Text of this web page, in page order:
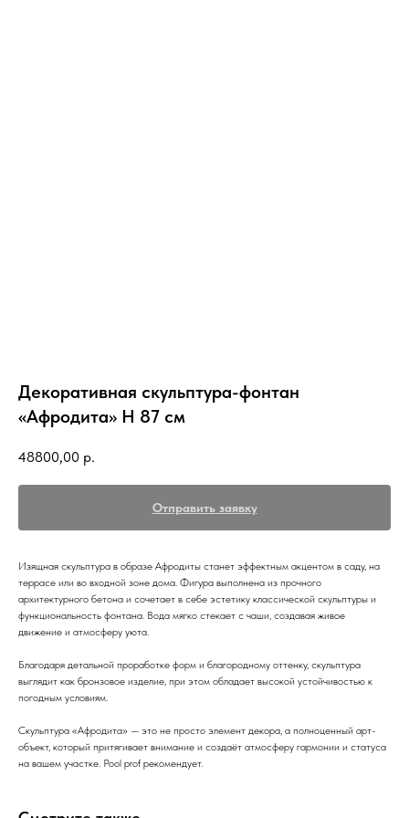
Декоративная скульптура-фонтан
«Афродита» Н 87 см
48800,00 р.
Отправить заявку
Изящная скульптура в образе Афродиты станет эффектным акцентом в саду, на
террасе или во входной зоне дома. Фигура выполнена из прочного
архитектурного бетона и сочетает в себе эстетику классической скульптуры и
функциональность фонтана. Вода мягко стекает с чаши, создавая живое
движение и атмосферу уюта.
Благодаря детальной проработке форм и благородному оттенку, скульптура
выглядит как бронзовое изделие, при этом обладает высокой устойчивостью к
погодным условиям.
Скульптура «Афродита» — это не просто элемент декора, а полноценный арт-
объект, который притягивает внимание и создаёт атмосферу гармонии и статуса
на вашем участке. Pool prof рекомендует.